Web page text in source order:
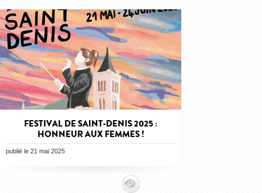
FESTIVAL DE SAINT-DENIS 2025 :
HONNEUR AUX FEMMES !
publié le 21 mai 2025